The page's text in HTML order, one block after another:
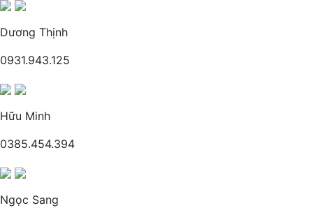
Dương Thịnh
0931.943.125
Hữu Minh
0385.454.394
Ngọc Sang